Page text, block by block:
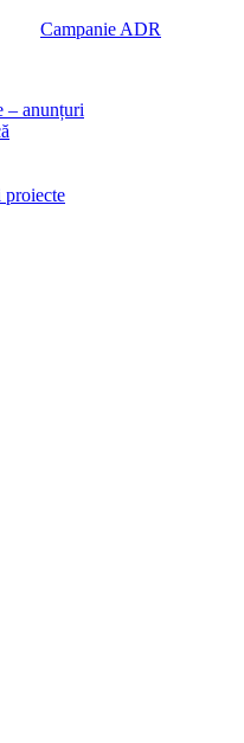
– anunțuri